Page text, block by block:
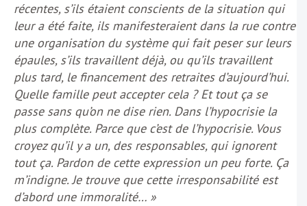
récentes, s’ils étaient conscients de la situation qui
leur a été faite, ils manifesteraient dans la rue contre
une organisation du système qui fait peser sur leurs
épaules, s’ils travaillent déjà, ou qu’ils travaillent
plus tard, le financement des retraites d’aujourd’hui.
Quelle famille peut accepter cela ? Et tout ça se
passe sans qu’on ne dise rien. Dans l’hypocrisie la
plus complète. Parce que c’est de l’hypocrisie. Vous
croyez qu’il y a un, des responsables, qui ignorent
tout ça. Pardon de cette expression un peu forte. Ça
m’indigne. Je trouve que cette irresponsabilité est
d’abord une immoralité… »